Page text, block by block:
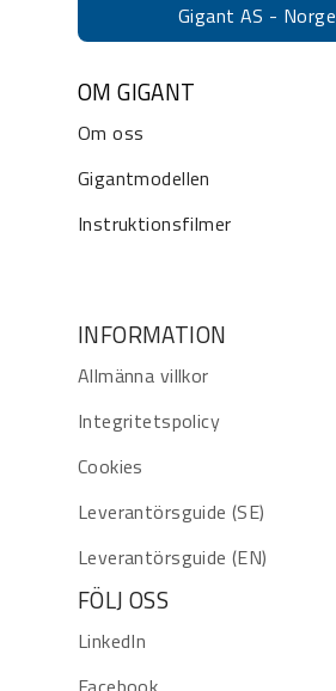
Gigant AS - Norge
OM GIGANT
Om oss
Gigantmodellen
Instruktionsfilmer
INFORMATION
Allmänna villkor
Integritetspolicy
Cookies
Leverantörsguide (SE)
Leverantörsguide (EN)
FÖLJ OSS
LinkedIn